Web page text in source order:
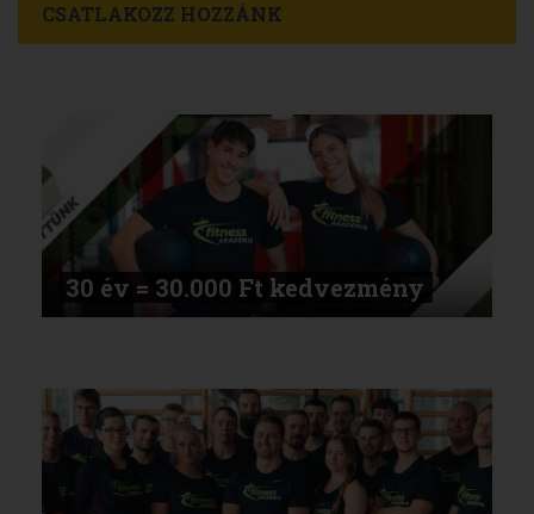
CSATLAKOZZ HOZZÁNK
30 év = 30.000 Ft kedvezmény